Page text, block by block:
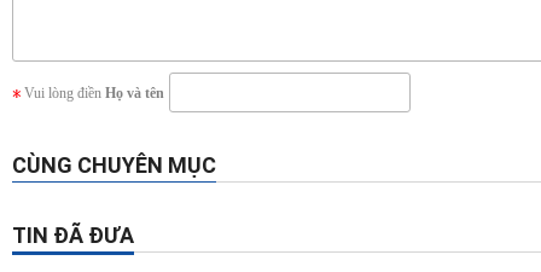
Vui lòng điền Họ và tên
CÙNG CHUYÊN MỤC
TIN ĐÃ ĐƯA